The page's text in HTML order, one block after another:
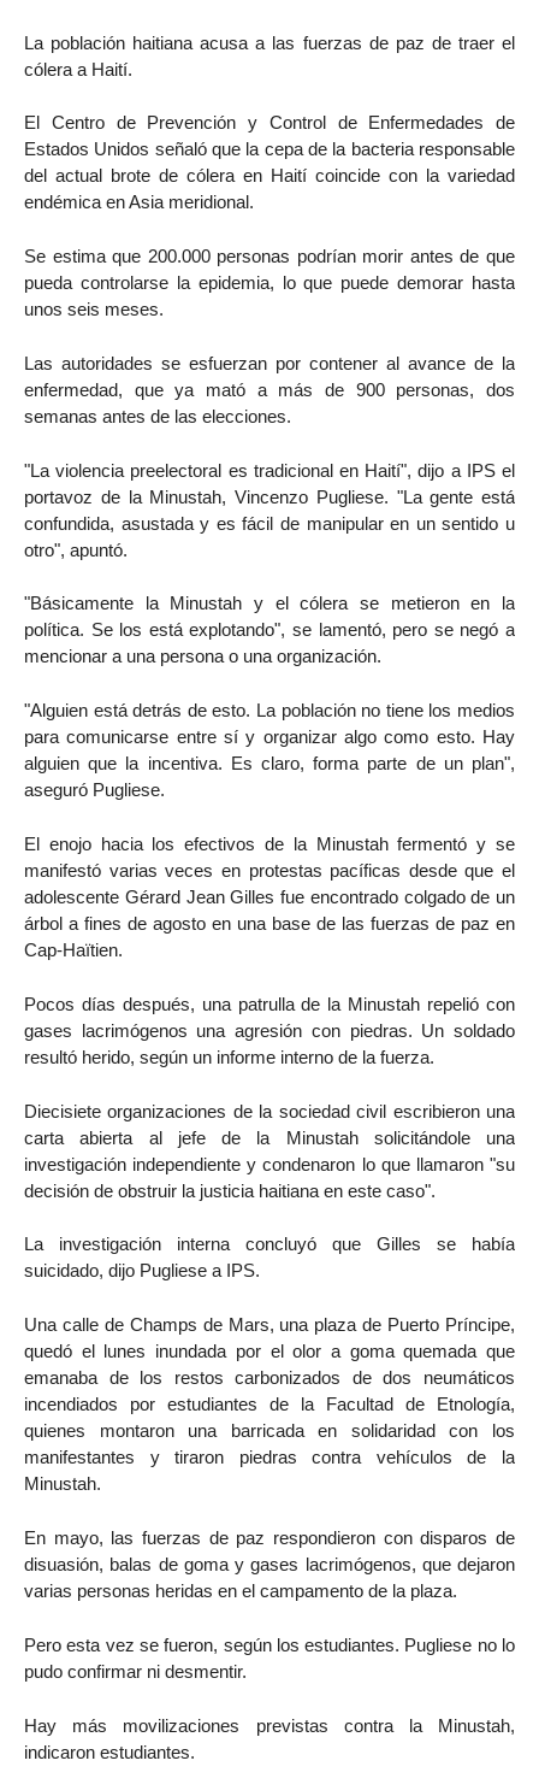
La población haitiana acusa a las fuerzas de paz de traer el
cólera a Haití.
El Centro de Prevención y Control de Enfermedades de
Estados Unidos señaló que la cepa de la bacteria responsable
del actual brote de cólera en Haití coincide con la variedad
endémica en Asia meridional.
Se estima que 200.000 personas podrían morir antes de que
pueda controlarse la epidemia, lo que puede demorar hasta
unos seis meses.
Las autoridades se esfuerzan por contener al avance de la
enfermedad, que ya mató a más de 900 personas, dos
semanas antes de las elecciones.
"La violencia preelectoral es tradicional en Haití", dijo a IPS el
portavoz de la Minustah, Vincenzo Pugliese. "La gente está
confundida, asustada y es fácil de manipular en un sentido u
otro", apuntó.
"Básicamente la Minustah y el cólera se metieron en la
política. Se los está explotando", se lamentó, pero se negó a
mencionar a una persona o una organización.
"Alguien está detrás de esto. La población no tiene los medios
para comunicarse entre sí y organizar algo como esto. Hay
alguien que la incentiva. Es claro, forma parte de un plan",
aseguró Pugliese.
El enojo hacia los efectivos de la Minustah fermentó y se
manifestó varias veces en protestas pacíficas desde que el
adolescente Gérard Jean Gilles fue encontrado colgado de un
árbol a fines de agosto en una base de las fuerzas de paz en
Cap-Haïtien.
Pocos días después, una patrulla de la Minustah repelió con
gases lacrimógenos una agresión con piedras. Un soldado
resultó herido, según un informe interno de la fuerza.
Diecisiete organizaciones de la sociedad civil escribieron una
carta abierta al jefe de la Minustah solicitándole una
investigación independiente y condenaron lo que llamaron "su
decisión de obstruir la justicia haitiana en este caso".
La investigación interna concluyó que Gilles se había
suicidado, dijo Pugliese a IPS.
Una calle de Champs de Mars, una plaza de Puerto Príncipe,
quedó el lunes inundada por el olor a goma quemada que
emanaba de los restos carbonizados de dos neumáticos
incendiados por estudiantes de la Facultad de Etnología,
quienes montaron una barricada en solidaridad con los
manifestantes y tiraron piedras contra vehículos de la
Minustah.
En mayo, las fuerzas de paz respondieron con disparos de
disuasión, balas de goma y gases lacrimógenos, que dejaron
varias personas heridas en el campamento de la plaza.
Pero esta vez se fueron, según los estudiantes. Pugliese no lo
pudo confirmar ni desmentir.
Hay más movilizaciones previstas contra la Minustah,
indicaron estudiantes.